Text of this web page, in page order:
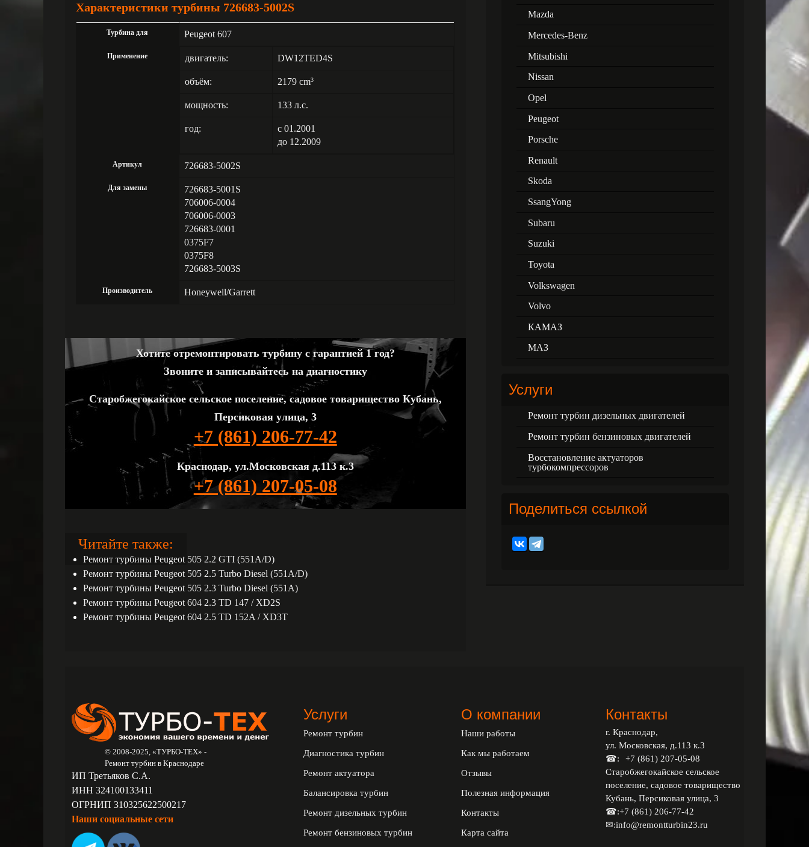
Характеристики турбины 726683-5002S
Турбина для Peugeot 607
Применение двигатель: DW12TED4S
объём: 2179 cm3
мощность: 133 л.с.
год:
с 01.2001
до 12.2009
Артикул 726683-5002S
Для замены
726683-5001S
706006-0004
706006-0003
726683-0001
0375F7
0375F8
726683-5003S
Производитель Honeywell/Garrett
Хотите отремонтировать турбину с гарантией 1 год?
Звоните и записывайтесь на диагностику
Старобжегокайское сельское поселение, садовое товарищество Кубань,
Персиковая улица, 3
+7 (861) 206-77-42
Краснодар, ул.Московская д.113 к.3
+7 (861) 207-05-08
Читайте также:
Ремонт турбины Peugeot 505 2.2 GTI (551A/D)
Ремонт турбины Peugeot 505 2.5 Turbo Diesel (551A/D)
Ремонт турбины Peugeot 505 2.3 Turbo Diesel (551A)
Ремонт турбины Peugeot 604 2.3 TD 147 / XD2S
Ремонт турбины Peugeot 604 2.5 TD 152A / XD3T
Mazda
Mercedes-Benz
Mitsubishi
Nissan
Opel
Peugeot
Porsche
Renault
Skoda
SsangYong
Subaru
Suzuki
Toyota
Volkswagen
Volvo
КАМАЗ
МАЗ
Услуги
Ремонт турбин дизельных двигателей
Ремонт турбин бензиновых двигателей
Восстановление актуаторов
турбокомпрессоров
Поделиться ссылкой
© 2008-2025, «ТУРБО-ТЕХ» -
Ремонт турбин в Краснодаре
ИП Третьяков С.А.
ИНН 324100133411
ОГРНИП 310325622500217
Наши социальные сети
Услуги
Ремонт турбин
Диагностика турбин
Ремонт актуатора
Балансировка турбин
Ремонт дизельных турбин
Ремонт бензиновых турбин
О компании
Наши работы
Как мы работаем
Отзывы
Полезная информация
Контакты
Карта сайта
Контакты
г. Краснодар,
ул. Московская, д.113 к.3
☎:
+7 (861) 207-05-08
Старобжегокайское сельское
поселение, садовое товарищество
Кубань, Персиковая улица, 3
☎:+7 (861) 206-77-42
✉:info@remontturbin23.ru